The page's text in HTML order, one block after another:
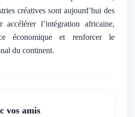
créatives sont aujourd’hui des
accélérer l’intégration africaine,
économique et renforcer le
du continent.
vos amis